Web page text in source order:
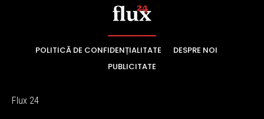
POLITICĂ DE CONFIDENȚIALITATE
DESPRE NOI
PUBLICITATE
Flux 24